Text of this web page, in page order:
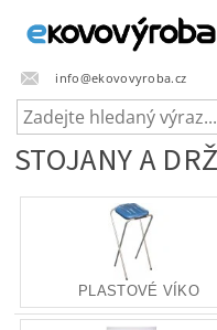
info@ekovovyroba.cz
STOJANY A
PLASTOVÉ VÍKO